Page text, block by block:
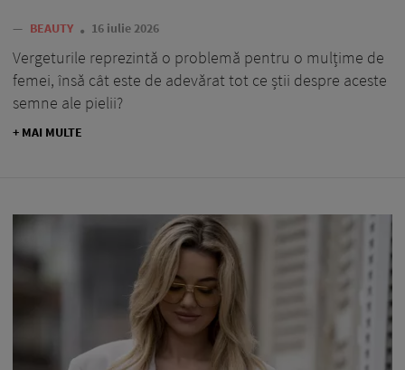
— BEAUTY 16 iulie 2026
Vergeturile reprezintă o problemă pentru o mulțime de
femei, însă cât este de adevărat tot ce știi despre aceste
semne ale pielii?
+ MAI MULTE